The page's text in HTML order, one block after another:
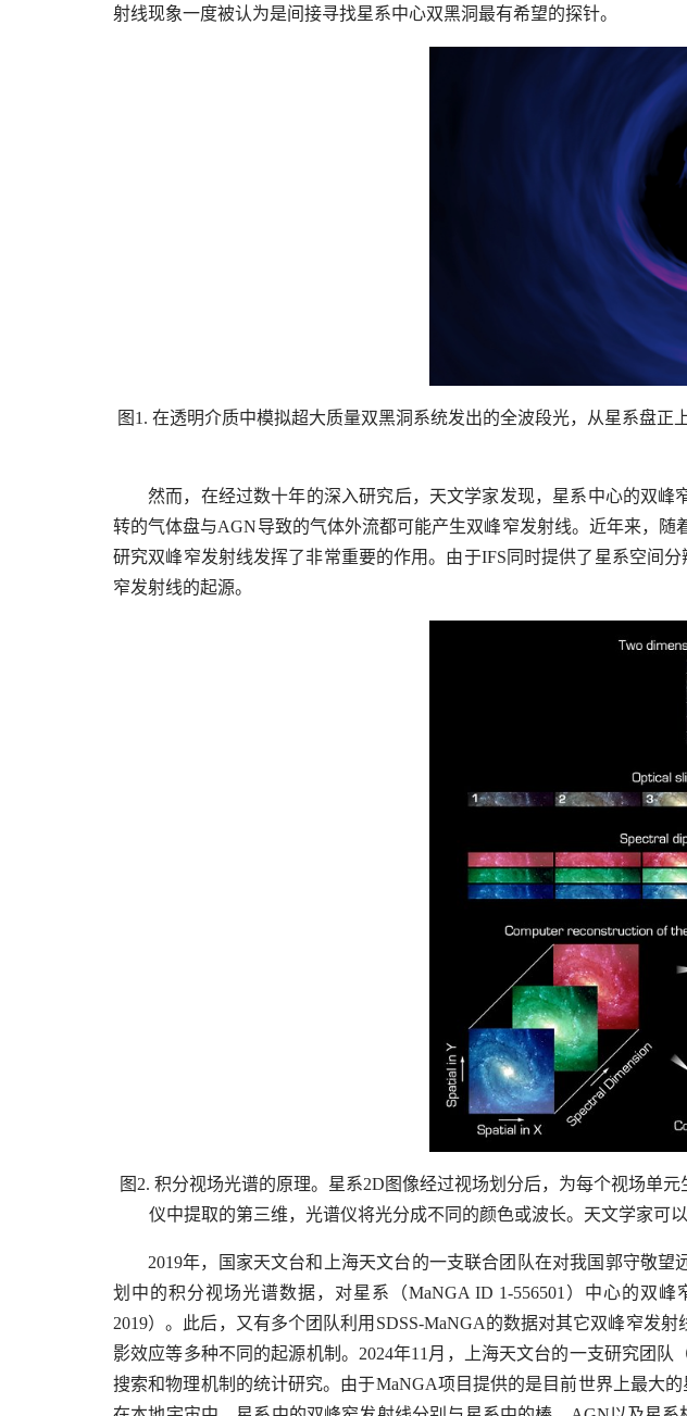
射线现象一度被认为是间接寻找星系中心双黑洞最有希望的探针。
图1. 在透明介质中模拟超大质量双黑洞系统发出的全波段光，从星系盘正上
然而，在经过数十年的深入研究后，天文学家发现，星系中心的双
转的气体盘与AGN导致的气体外流都可能产生双峰窄发射线。近年来，
研究双峰窄发射线发挥了非常重要的作用。由于IFS同时提供了星系空间
窄发射线的起源。
图2. 积分视场光谱的原理。星系2D图像经过视场划分后，为每个视场单
仪中提取的第三维，光谱仪将光分成不同的颜色或波长。天文学家可
2019年，国家天文台和上海天文台的一支联合团队在对我国郭守敬
划中的积分视场光谱数据，对星系（MaNGA ID 1-556501）中心的双
2019）。此后，又有多个团队利用SDSS-MaNGA的数据对其它双峰窄发
影效应等多种不同的起源机制。2024年11月，上海天文台的一支研究团
搜索和物理机制的统计研究。由于MaNGA项目提供的是目前世界上最大